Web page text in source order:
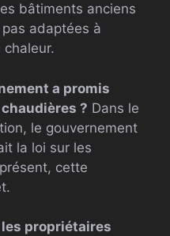
bâtiments anciens
adaptées à
chaleur.
a promis
? Dans le
le gouvernement
la loi sur les
cette
propriétaires